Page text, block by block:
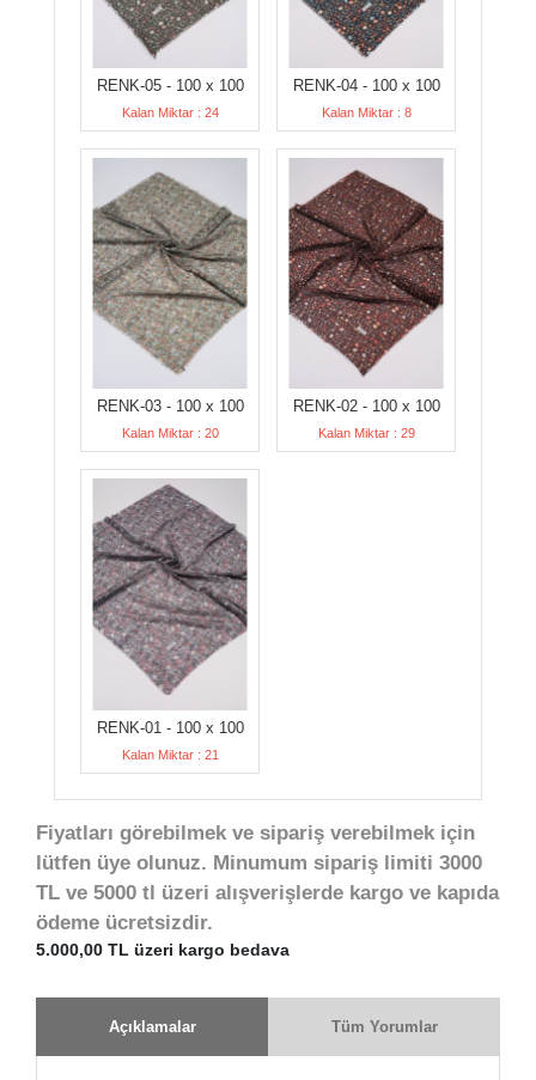
RENK-05 - 100 x 100
Kalan Miktar : 24
RENK-04 - 100 x 100
Kalan Miktar : 8
RENK-03 - 100 x 100
Kalan Miktar : 20
RENK-02 - 100 x 100
Kalan Miktar : 29
RENK-01 - 100 x 100
Kalan Miktar : 21
Fiyatları görebilmek ve sipariş verebilmek için
lütfen üye olunuz. Minumum sipariş limiti 3000
TL ve 5000 tl üzeri alışverişlerde kargo ve kapıda
ödeme ücretsizdir.
5.000,00 TL üzeri kargo bedava
Açıklamalar Tüm Yorumlar